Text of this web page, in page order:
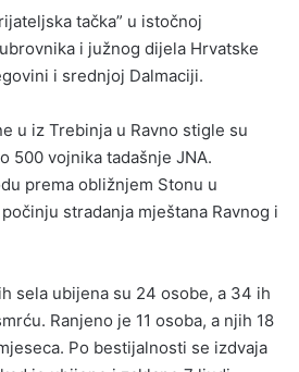
tačka” u istočnoj
i južnog dijela Hrvatske
i srednjoj Dalmaciji.
u iz Trebinja u Ravno stigle su
500 vojnika tadašnje JNA.
prema obližnjem Stonu u
stradanja mještana Ravnog i
sela ubijena su 24 osobe, a 34 ih
Ranjeno je 11 osoba, a njih 18
Po bestijalnosti se izdvaja